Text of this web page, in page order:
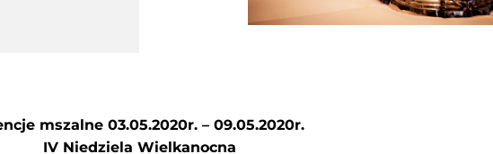
mszalne 03.05.2020r. – 09.05.2020r.
IV Niedziela Wielkanocna